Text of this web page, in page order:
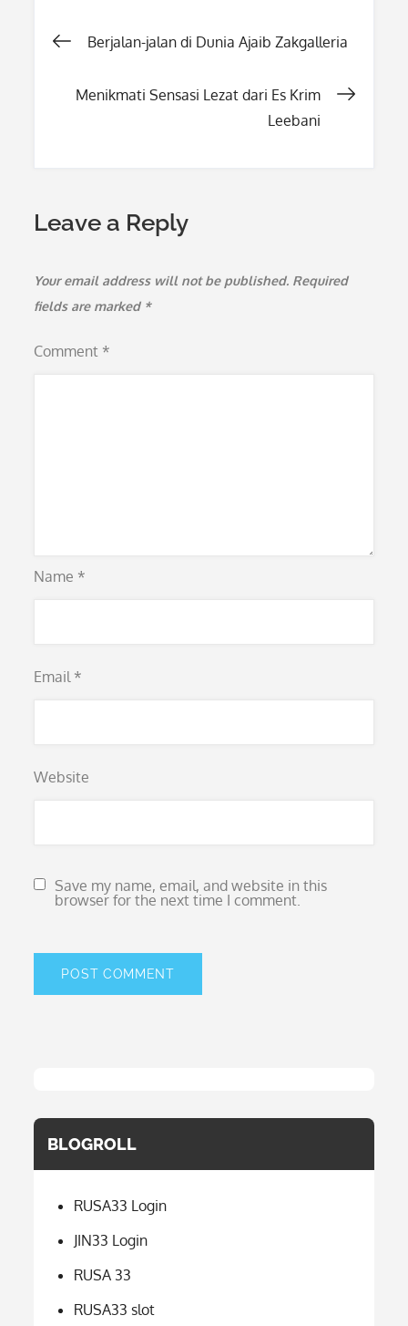
Post
navigation
Berjalan-jalan di Dunia Ajaib Zakgalleria
Menikmati Sensasi Lezat dari Es Krim
Leebani
Leave a Reply
Your email address will not be published. Required
fields are marked *
Comment *
Name *
Email *
Website
Save my name, email, and website in this
browser for the next time I comment.
BLOGROLL
RUSA33 Login
JIN33 Login
RUSA 33
RUSA33 slot